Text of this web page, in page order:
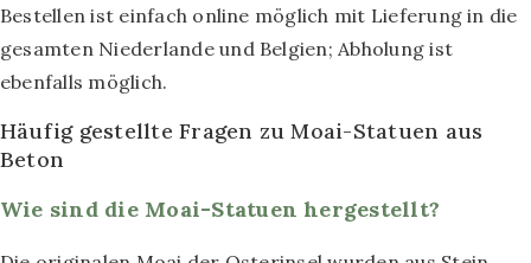
Bestellen ist einfach online möglich mit Lieferung in die
gesamten Niederlande und Belgien; Abholung ist
ebenfalls möglich.
Häufig gestellte Fragen zu Moai-Statuen aus
Beton
Wie sind die Moai-Statuen hergestellt?